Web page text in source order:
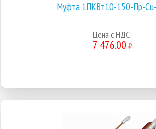
Муфта 1ПКВт10-150-Пр-
Цена с НДС:
7 476.00 ₽